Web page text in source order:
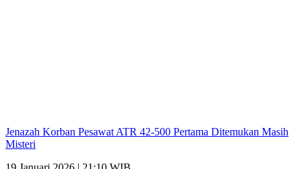
Jenazah Korban Pesawat ATR 42-500 Pertama Ditemukan Masih
Misteri